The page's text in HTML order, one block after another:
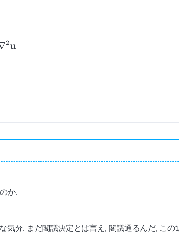
2u
か.
気分. まだ閣議決定とは言え, 閣議通るんだ, こ